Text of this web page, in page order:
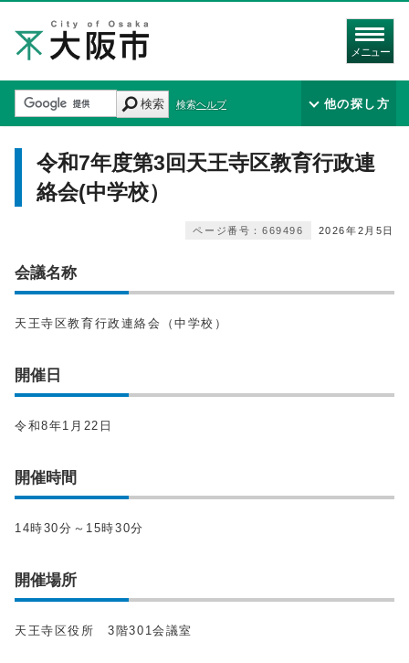
メニュー
検索 検索ヘルプ 他の探し方
令和7年度第3回天王寺区教育行政連
絡会(中学校）
2026年2月5日
ページ番号：669496
会議名称
天王寺区教育行政連絡会（中学校）
開催日
令和8年1月22日
開催時間
14時30分～15時30分
開催場所
天王寺区役所 3階301会議室